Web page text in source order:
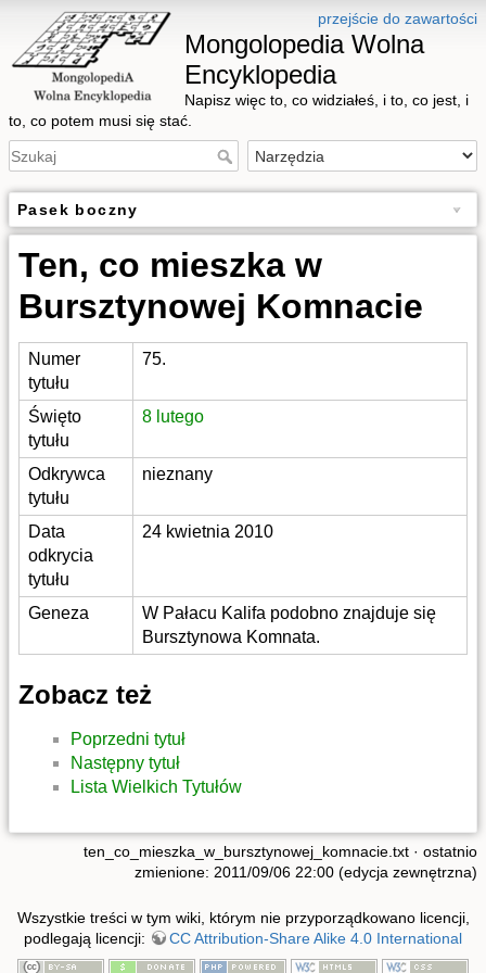
przejście do zawartości
Mongolopedia Wolna
Encyklopedia
Napisz więc to, co widziałeś, i to, co jest, i
to, co potem musi się stać.
Pasek boczny
Ten, co mieszka w
Bursztynowej Komnacie
Numer
tytułu
75.
Święto
tytułu
8 lutego
Odkrywca
tytułu
nieznany
Data
odkrycia
tytułu
24 kwietnia 2010
Geneza
W Pałacu Kalifa podobno znajduje się
Bursztynowa Komnata.
Zobacz też
Poprzedni tytuł
Następny tytuł
Lista Wielkich Tytułów
ten_co_mieszka_w_bursztynowej_komnacie.txt · ostatnio
zmienione: 2011/09/06 22:00 (edycja zewnętrzna)
Wszystkie treści w tym wiki, którym nie przyporządkowano licencji,
podlegają licencji:
CC Attribution-Share Alike 4.0 International